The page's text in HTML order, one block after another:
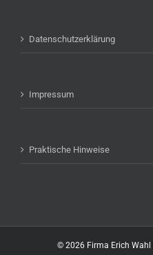
Datenschutzerklärung
Impressum
Praktische Hinweise
© 2026 Firma Erich Wahl |